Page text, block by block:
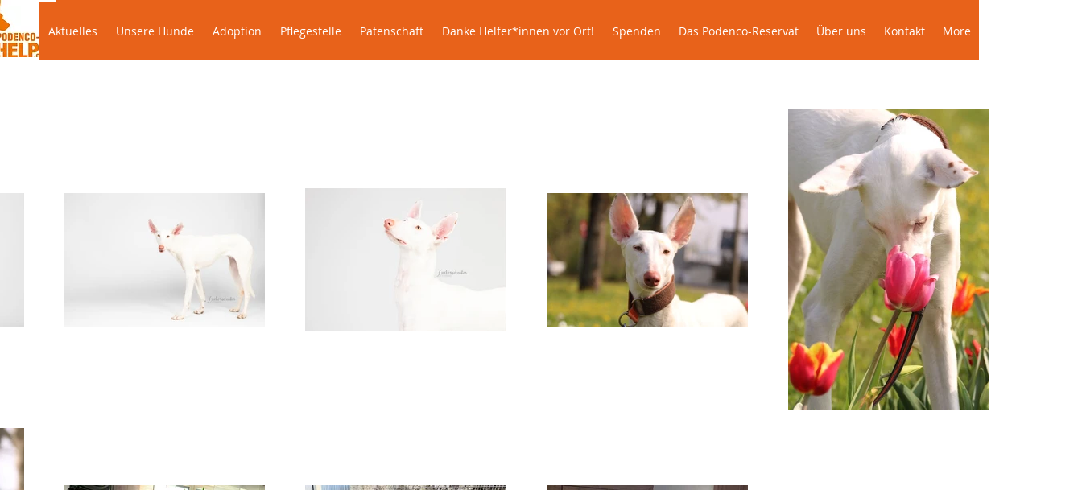
Aktuelles Unsere Hunde Adoption Pflegestelle Patenschaft Danke Helfer*innen vor Ort! Spenden Das Podenco-Reservat Über uns More
Aktuelles Unsere Hunde Adoption Pflegestelle Patenschaft Danke Helfer*innen vor Ort! Spenden Das Podenco-Reservat Über uns Kontakt More